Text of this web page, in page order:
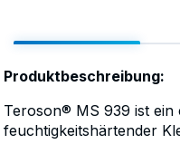
Produktbeschreibung:
Teroson® MS 939 ist ein
feuchtigkeitshärtender